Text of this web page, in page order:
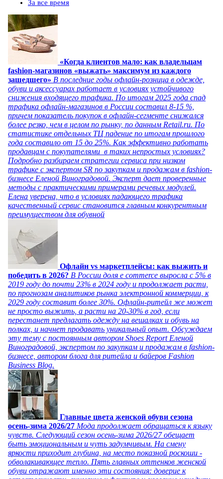
За все время
«Когда клиентов мало: как владельцам
fashion-магазинов «выжать» максимум из каждого
зашедшего» В последние годы офлайн-розница в одежде,
обуви и аксессуарах работает в условиях устойчивого
снижения входящего трафика. По итогам 2025 года спад
трафика офлайн-магазинов в России составил 8-15 %,
причем показатель покупок в офлайн-сегменте снижался
более резко, чем в целом по рынку, по данным Retail.ru. По
статистике отдельных ТЦ падение по итогам прошлого
года составило от 15 до 25%. Как эффективно работать
продавцам с покупателями в таких непростых условиях?
Подробно разбираем стратегии сервиса при низком
трафике с экспертом SR по закупкам и продажам в fashion-
бизнесе Еленой Виноградовой. Эксперт дает проверенные
методы с практическими примерами речевых модулей.
Елена уверена, что в условиях падающего трафика
качественный сервис становится главным конкурентным
преимуществом для обувной
Офлайн vs маркетплейсы: как выжить и
победить в 2026? В России доля e commerce выросла с 5% в
2019 году до почти 23% в 2024 году и продолжает расти,
по прогнозам аналитиков рынка электронной коммерции, к
2029 году составит более 30%. Офлайн-ритейл же может
не просто выжить, а расти на 20-30% в год, если
перестанет предлагать одежду на вешалках и обувь на
полках, и начнет продавать уникальный опыт. Обсуждаем
эту тему с постоянным автором Shoes Report Еленой
Виноградовой, экспертом по закупкам и продажам в fashion-
бизнесе, автором блога для ритейла и байеров Fashion
Business Blog.
Главные цвета женской обуви сезона
осень-зима 2026/27 Мода продолжает обращаться к языку
чувств. Следующий сезон осень-зима 2026/27 обещает
быть эмоциональным и чуть задумчивым. На смену
яркости приходит глубина, на место показной роскоши -
обволакивающее тепло. Пять главных оттенков женской
обуви отражают именно эти состояния: доверие к